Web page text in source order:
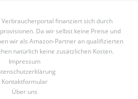
finanziert sich durch
Da wir selbst keine Preise und
wir als Amazon-Partner an qualifizierten
natürlich keine zusätzlichen Kosten.
Impressum
Kontaktformular
Über uns